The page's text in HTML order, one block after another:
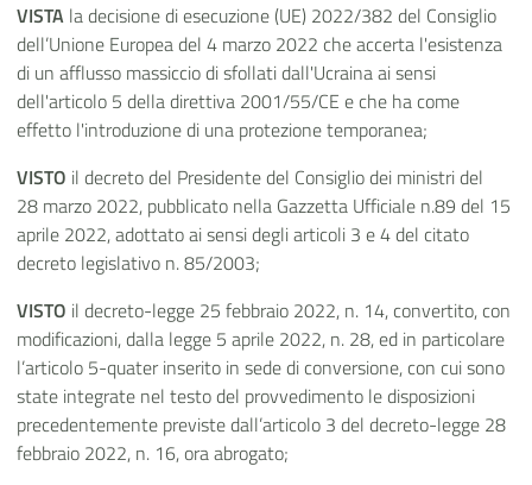
VISTA la decisione di esecuzione (UE) 2022/382 del Consiglio
dell’Unione Europea del 4 marzo 2022 che accerta l'esistenza
di un afflusso massiccio di sfollati dall'Ucraina ai sensi
dell'articolo 5 della direttiva 2001/55/CE e che ha come
effetto l'introduzione di una protezione temporanea;
VISTO il decreto del Presidente del Consiglio dei ministri del
28 marzo 2022, pubblicato nella Gazzetta Ufficiale n.89 del 15
aprile 2022, adottato ai sensi degli articoli 3 e 4 del citato
decreto legislativo n. 85/2003;
VISTO il decreto-legge 25 febbraio 2022, n. 14, convertito, con
modificazioni, dalla legge 5 aprile 2022, n. 28, ed in particolare
l’articolo 5-quater inserito in sede di conversione, con cui sono
state integrate nel testo del provvedimento le disposizioni
precedentemente previste dall’articolo 3 del decreto-legge 28
febbraio 2022, n. 16, ora abrogato;